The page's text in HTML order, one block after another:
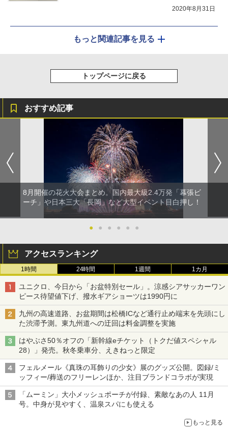
2020年8月31日
もっと関連記事を見る
トップページに戻る
おすすめ記事
8月開催の花火大会まとめ。国内最大級2.4万発「幕張ビ
ーチ」や日本三大「長岡」など大型イベント目白押し！
● ● ● ● ● ●
アクセスランキング
1時間 24時間 1週間 1カ月
ユニクロ、今日から「お盆特別セール」。涼感シアサッカーワン
ピース待望値下げ、撥水ギアショーツは1990円に
九州の高速道路、お盆期間は松橋ICなど通行止め端末を先頭にし
た渋滞予測。東九州道への迂回は料金調整を実施
はやぶさ50％オフの「新幹線eチケット（トクだ値スペシャル
28）」発売。秋冬乗車分、えきねっと限定
フェルメール《真珠の耳飾りの少女》展のグッズ公開。図録/ミ
ッフィー/葬送のフリーレンほか、注目ブランドコラボが実現
「ムーミン」大小メッシュポーチが付録、素敵なあの人 11月
号。中身が見やすく、温泉スパにも使える
もっと見る